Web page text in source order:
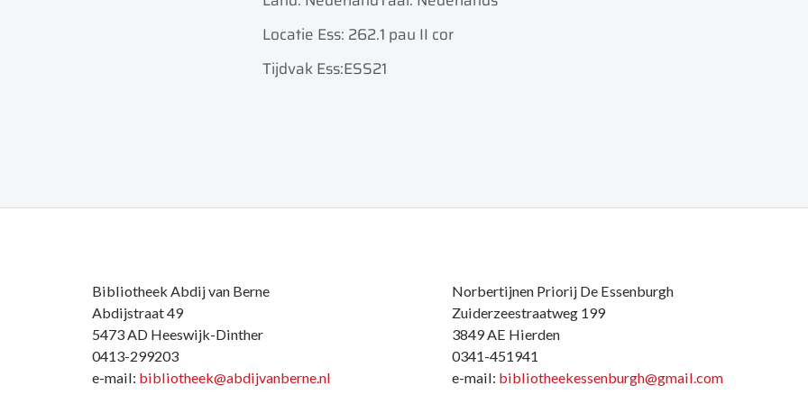
Locatie Ess: 262.1 pau II cor
Tijdvak Ess:ESS21
Bibliotheek Abdij van Berne
Abdijstraat 49
5473 AD Heeswijk-Dinther
0413-299203
e-mail: bibliotheek@abdijvanberne.nl
Norbertijnen Priorij De Essenburgh
Zuiderzeestraatweg 199
3849 AE Hierden
0341-451941
e-mail: bibliotheekessenburgh@gmail.com